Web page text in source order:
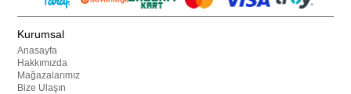
Kurumsal
Anasayfa
Hakkımızda
Mağazalarımız
Bize Ulaşın